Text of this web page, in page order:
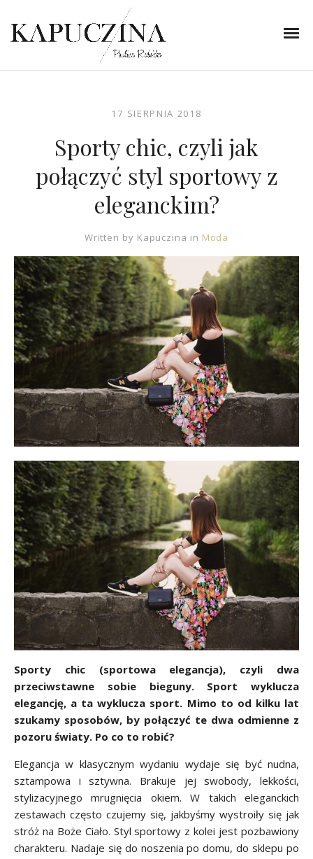
17 SIERPNIA 2018
Sporty chic, czyli jak
połączyć styl sportowy z
eleganckim?
Written by Kapuczina in Moda
Sporty chic (sportowa elegancja), czyli dwa
przeciwstawne sobie bieguny. Sport wyklucza
elegancję, a ta wyklucza sport. Mimo to od kilku lat
szukamy sposobów, by połączyć te dwa odmienne z
pozoru światy. Po co to robić?
Elegancja w klasycznym wydaniu wydaje się być nudna,
sztampowa i sztywna. Brakuje jej swobody, lekkości,
stylizacyjnego mrugnięcia okiem. W takich eleganckich
zestawach często czujemy się, jakbyśmy wystroiły się jak
stróż na Boże Ciało. Styl sportowy z kolei jest pozbawiony
charakteru. Nadaje się do noszenia po domu, do sklepu po